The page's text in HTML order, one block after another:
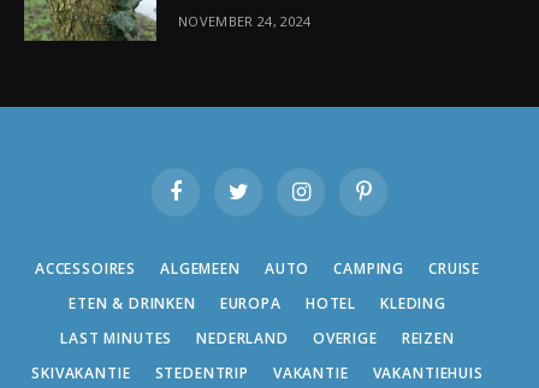
NOVEMBER 24, 2024
FacebookTwitter InstagramPinterest
ACCESSOIRES ALGEMEEN AUTO CAMPING
CRUISE
ETEN & DRINKEN
EUROPA HOTEL
KLEDING
LAST MINUTES
NEDERLAND OVERIGE
REIZEN
SKIVAKANTIE
STEDENTRIP VAKANTIE VAKANTIEHUIS